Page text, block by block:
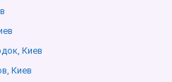
Киев
Киев